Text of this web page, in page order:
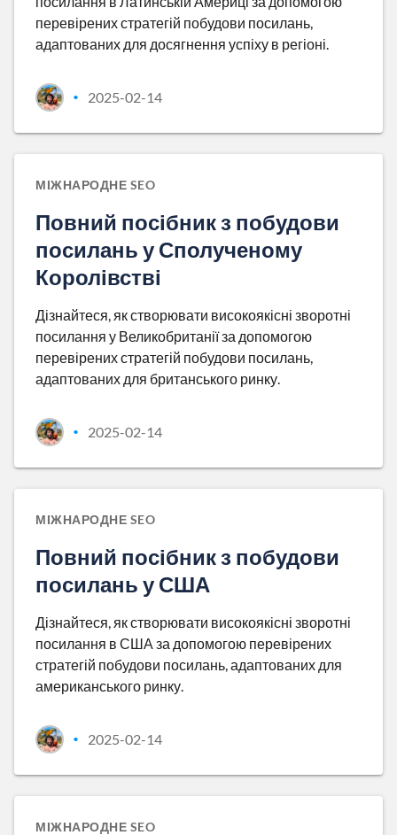
перевірених стратегій побудови посилань,
адаптованих для досягнення успіху в регіоні.
• 2025-02-14
МІЖНАРОДНЕ SEO
Повний посібник з побудови
посилань у Сполученому
Королівстві
Дізнайтеся, як створювати високоякісні зворотні
посилання у Великобританії за допомогою
перевірених стратегій побудови посилань,
адаптованих для британського ринку.
• 2025-02-14
МІЖНАРОДНЕ SEO
Повний посібник з побудови
посилань у США
Дізнайтеся, як створювати високоякісні зворотні
посилання в США за допомогою перевірених
стратегій побудови посилань, адаптованих для
американського ринку.
• 2025-02-14
МІЖНАРОДНЕ SEO